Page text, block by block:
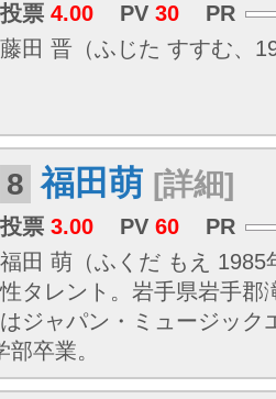
投票 4.00 PV 30
PR
藤田 晋（ふじた すすむ、
8 福田萌 [詳細]
投票 3.00 PV 60
PR
福田 萌（ふくだ もえ
性タレント。岩手県岩手郡
はジャパン・ミュージック
卒業。